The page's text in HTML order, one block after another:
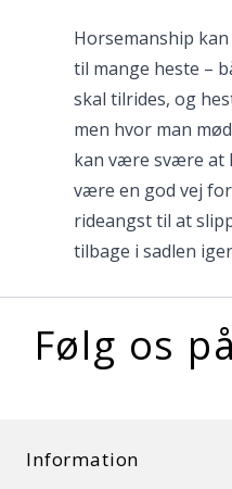
Horsemanship
til mange heste –
skal tilrides, og
men hvor man
kan være svære at
være en god vej
rideangst til at
tilbage i sadlen
Følg os
Information